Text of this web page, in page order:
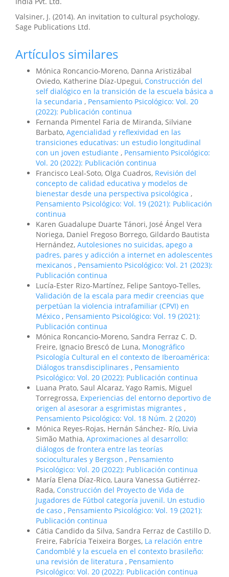
Valsiner, J. (2014). An invitation to cultural psychology.
Sage Publications Ltd.
Artículos similares
Mónica Roncancio-Moreno, Danna Aristizábal
Oviedo, Katherine Díaz-Upegui, Construcción del
self dialógico en la transición de la escuela básica a
la secundaria , Pensamiento Psicológico: Vol. 20
(2022): Publicación continua
Fernanda Pimentel Faria de Miranda, Silviane
Barbato, Agencialidad y reflexividad en las
transiciones educativas: un estudio longitudinal
con un joven estudiante , Pensamiento Psicológico:
Vol. 20 (2022): Publicación continua
Francisco Leal-Soto, Olga Cuadros, Revisión del
concepto de calidad educativa y modelos de
bienestar desde una perspectiva psicológica ,
Pensamiento Psicológico: Vol. 19 (2021): Publicación
continua
Karen Guadalupe Duarte Tánori, José Ángel Vera
Noriega, Daniel Fregoso Borrego, Gildardo Bautista
Hernández, Autolesiones no suicidas, apego a
padres, pares y adicción a internet en adolescentes
mexicanos , Pensamiento Psicológico: Vol. 21 (2023):
Publicación continua
Lucía-Ester Rizo-Martínez, Felipe Santoyo-Telles,
Validación de la escala para medir creencias que
perpetúan la violencia intrafamiliar (CPVI) en
México , Pensamiento Psicológico: Vol. 19 (2021):
Publicación continua
Mónica Roncancio-Moreno, Sandra Ferraz C. D.
Freire, Ignacio Brescó de Luna, Monográfico
Psicología Cultural en el contexto de Iberoamérica:
Diálogos transdisciplinares , Pensamiento
Psicológico: Vol. 20 (2022): Publicación continua
Luana Prato, Saul Alcaraz, Yago Ramis, Miguel
Torregrossa, Experiencias del entorno deportivo de
origen al asesorar a esgrimistas migrantes ,
Pensamiento Psicológico: Vol. 18 Núm. 2 (2020)
Mónica Reyes-Rojas, Hernán Sánchez- Río, Livia
Simão Mathia, Aproximaciones al desarrollo:
diálogos de frontera entre las teorías
socioculturales y Bergson , Pensamiento
Psicológico: Vol. 20 (2022): Publicación continua
María Elena Díaz-Rico, Laura Vanessa Gutiérrez-
Rada, Construcción del Proyecto de Vida de
Jugadores de Fútbol categoría juvenil. Un estudio
de caso , Pensamiento Psicológico: Vol. 19 (2021):
Publicación continua
Cátia Candido da Silva, Sandra Ferraz de Castillo D.
Freire, Fabrícia Teixeira Borges, La relación entre
Candomblé y la escuela en el contexto brasileño:
una revisión de literatura , Pensamiento
Psicológico: Vol. 20 (2022): Publicación continua